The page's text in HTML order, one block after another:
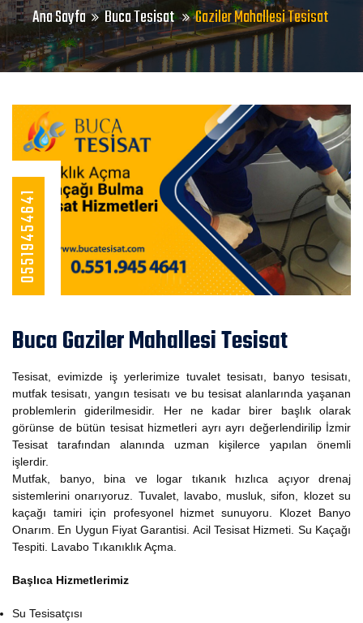
Ana Sayfa Buca Tesisat Gaziler Mahallesi Tesisat
05519454641
Buca Gaziler Mahallesi Tesisat
Tesisat, evimizde iş yerlerimize tuvalet tesisatı, banyo tesisatı,
mutfak tesisatı, yangın tesisatı ve bu tesisat alanlarında yaşanan
problemlerin giderilmesidir. Her ne kadar birer başlık olarak
görünse de bütün tesisat hizmetleri ayrı ayrı değerlendirilip İzmir
Tesisat tarafından alanında uzman kişilerce yapılan önemli
işlerdir.
Mutfak, banyo, bina ve logar tıkanık hızlıca açıyor drenaj
sistemlerini onarıyoruz. Tuvalet, lavabo, musluk, sifon, klozet su
kaçağı tamiri için profesyonel hizmet sunuyoru. Klozet Banyo
Onarım. En Uygun Fiyat Garantisi. Acil Tesisat Hizmeti. Su Kaçağı
Tespiti. Lavabo Tıkanıklık Açma.
Başlıca Hizmetlerimiz
Su Tesisatçısı